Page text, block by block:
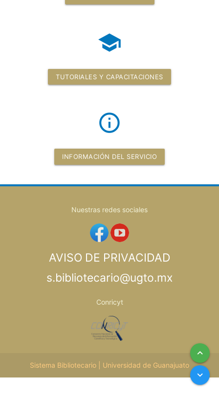
school
TUTORIALES Y CAPACITACIONES
info_outline
INFORMACIÓN DEL SERVICIO
keyboard_arrow_up
keyboard_arrow_down
Nuestras redes sociales
AVISO DE PRIVACIDAD
s.bibliotecario@ugto.mx
Conricyt
Sistema Bibliotecario | Universidad de Guanajuato